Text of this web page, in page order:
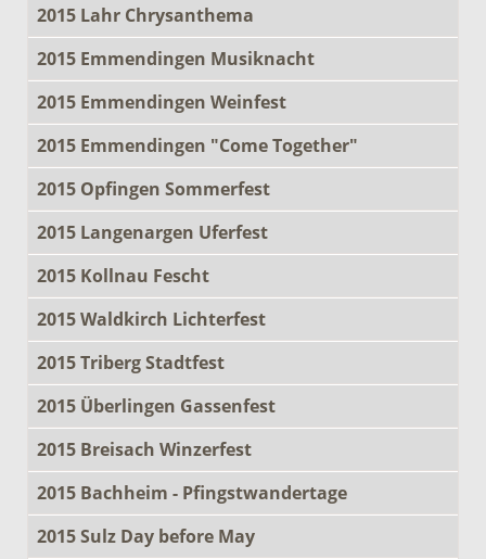
2015 Lahr Chrysanthema
2015 Emmendingen Musiknacht
2015 Emmendingen Weinfest
2015 Emmendingen "Come Together"
2015 Opfingen Sommerfest
2015 Langenargen Uferfest
2015 Kollnau Fescht
2015 Waldkirch Lichterfest
2015 Triberg Stadtfest
2015 Überlingen Gassenfest
2015 Breisach Winzerfest
2015 Bachheim - Pfingstwandertage
2015 Sulz Day before May